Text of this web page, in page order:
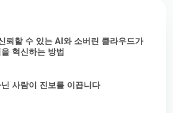
뢰할 수 있는 AI와 소버린 클라우드가
혁신하는 방법
사람이 진보를 이끕니다